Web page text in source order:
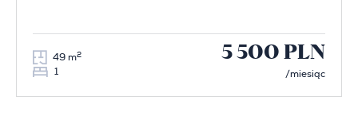
49 m2
1
5 500 PLN
/miesiąc